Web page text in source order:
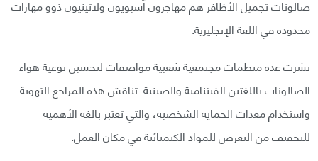
صالونات تجميل الأظافر هم مهاجرون آسيويون ولاتينيون ذوو مهارات
محدودة في اللغة الإنجليزية.
نشرت عدة منظمات مجتمعية شعبية مواصفات لتحسين نوعية هواء
الصالونات باللغتين الفيتنامية والصينية. تناقش هذه المراجع التهوية
واستخدام معدات الحماية الشخصية، والتي تعتبر بالغة الأهمية
للتخفيف من التعرض للمواد الكيميائية في مكان العمل.